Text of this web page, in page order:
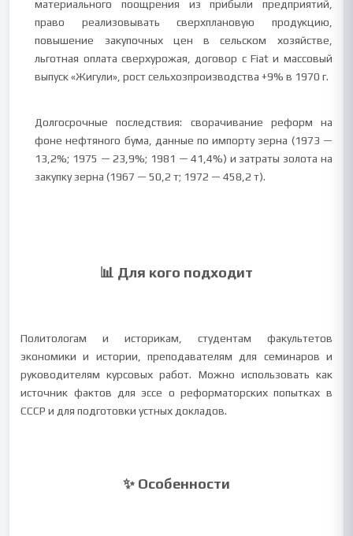
материального поощрения из прибыли предприятий,
право реализовывать сверхплановую продукцию,
повышение закупочных цен в сельском хозяйстве,
льготная оплата сверхурожая, договор с Fiat и массовый
выпуск «Жигули», рост сельхозпроизводства +9% в 1970 г.
Долгосрочные последствия: сворачивание реформ на
фоне нефтяного бума, данные по импорту зерна (1973 —
13,2%; 1975 — 23,9%; 1981 — 41,4%) и затраты золота на
закупку зерна (1967 — 50,2 т; 1972 — 458,2 т).
📊 Для кого подходит
Политологам и историкам, студентам факультетов
экономики и истории, преподавателям для семинаров и
руководителям курсовых работ. Можно использовать как
источник фактов для эссе о реформаторских попытках в
СССР и для подготовки устных докладов.
✨ Особенности